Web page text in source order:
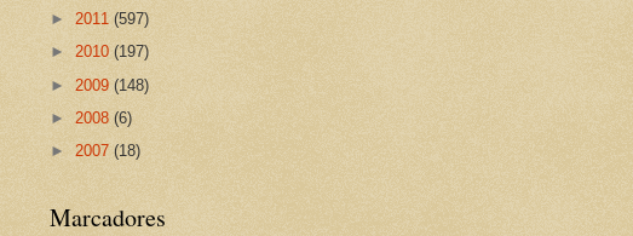
► 2011 (597)
► 2010 (197)
► 2009 (148)
► 2008 (6)
► 2007 (18)
Marcadores